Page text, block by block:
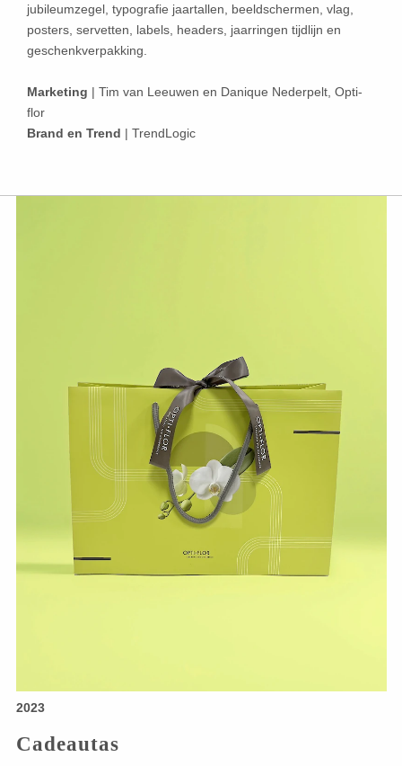
jubileumzegel, typografie jaartallen, beeldschermen, vlag,
posters, servetten, labels, headers, jaarringen tijdlijn en
geschenkverpakking.
Marketing | Tim van Leeuwen en Danique Nederpelt, Opti-
flor
Brand en Trend | TrendLogic
2023
Cadeautas